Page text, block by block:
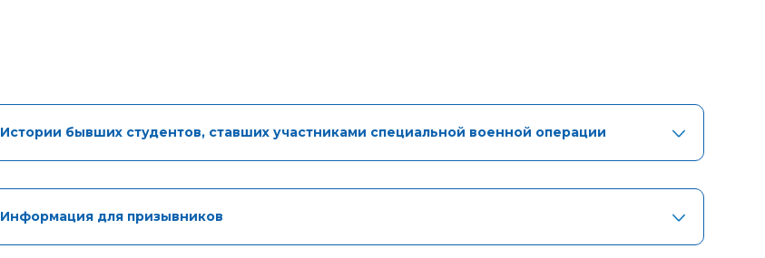
Истории бывших студентов, ставших участниками специальной военной операции
Информация для призывников